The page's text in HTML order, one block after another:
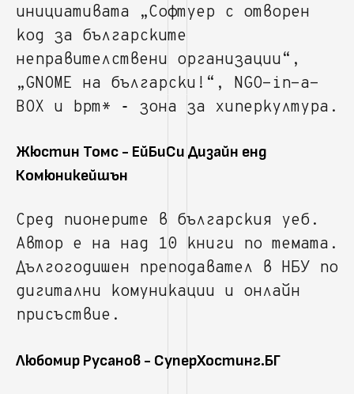
инициативата „Софтуер с отворен
код за българските
неправителствени организации“,
„GNOME на български!“, NGO-in-a-
BOX и bpm* ‐ зона за хиперкултура.
Жюстин Томс - ЕйБиСи Дизайн енд
Комюникейшън
Сред пионерите в българския уеб.
Автор е на над 10 книги по темата.
Дългогодишен преподавател в НБУ по
дигитални комуникации и онлайн
присъствие.
Любомир Русанов - СуперХостинг.БГ